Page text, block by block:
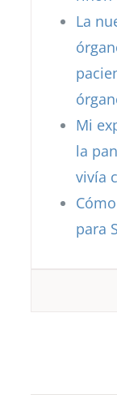
La
Mi
la
vivía
para